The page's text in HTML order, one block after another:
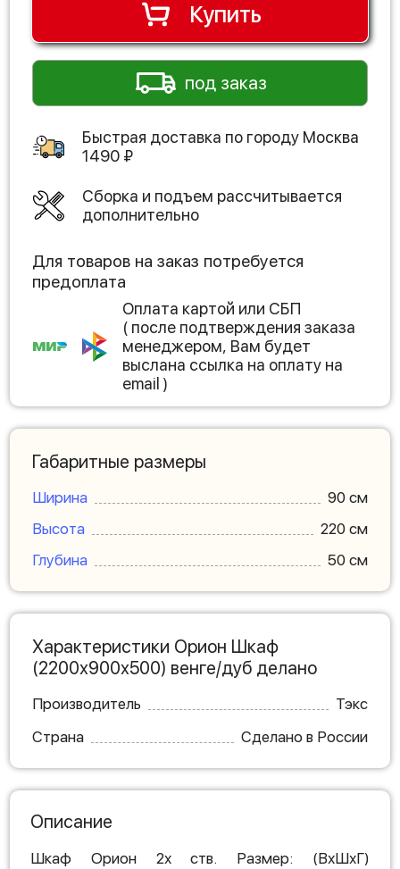
Купить
под заказ
Быстрая доставка по городу Москва
1490 ₽
Сборка и подъем рассчитывается
дополнительно
Для товаров на заказ потребуется
предоплата
Оплата картой или СБП
( после подтверждения заказа
менеджером, Вам будет
выслана ссылка на оплату на
email )
Габаритные размеры
Ширина
90 см
Высота
220 см
Глубина
50 см
Характеристики Орион Шкаф
(2200х900х500) венге/дуб делано
Производитель
Тэкс
Страна
Сделано в России
Описание
Шкаф Орион 2х ств. Размер: (ВхШхГ)